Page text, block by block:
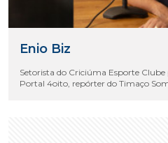
Enio Biz
Setorista do Criciúma Esporte
Portal 4oito, repórter do Timaço